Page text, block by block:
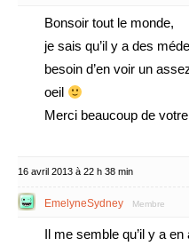
Bonsoir tout le monde,
je sais qu’il y a des
besoin d’en voir un
oeil
Merci beaucoup de
16 avril 2013 à 22 h 38 min
EmelyneSydney Membre
Il me semble qu’il y a